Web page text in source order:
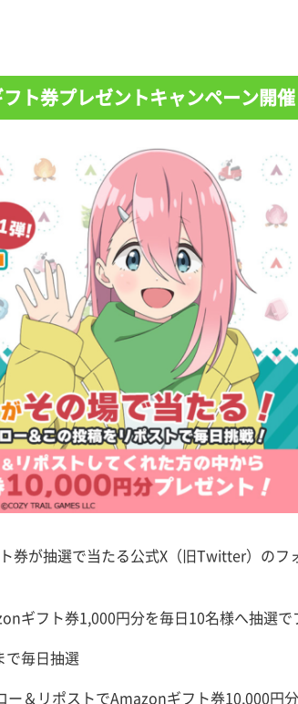
ト券プレゼントキャンペーン開
券が抽選で当たる公式X（旧Twitter）のフ
ギフト券1,000円分を毎日10名様へ抽選で
で毎日抽選
＆リポストでAmazonギフト券10,000円